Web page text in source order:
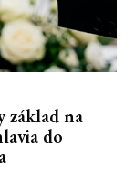
základ na
do